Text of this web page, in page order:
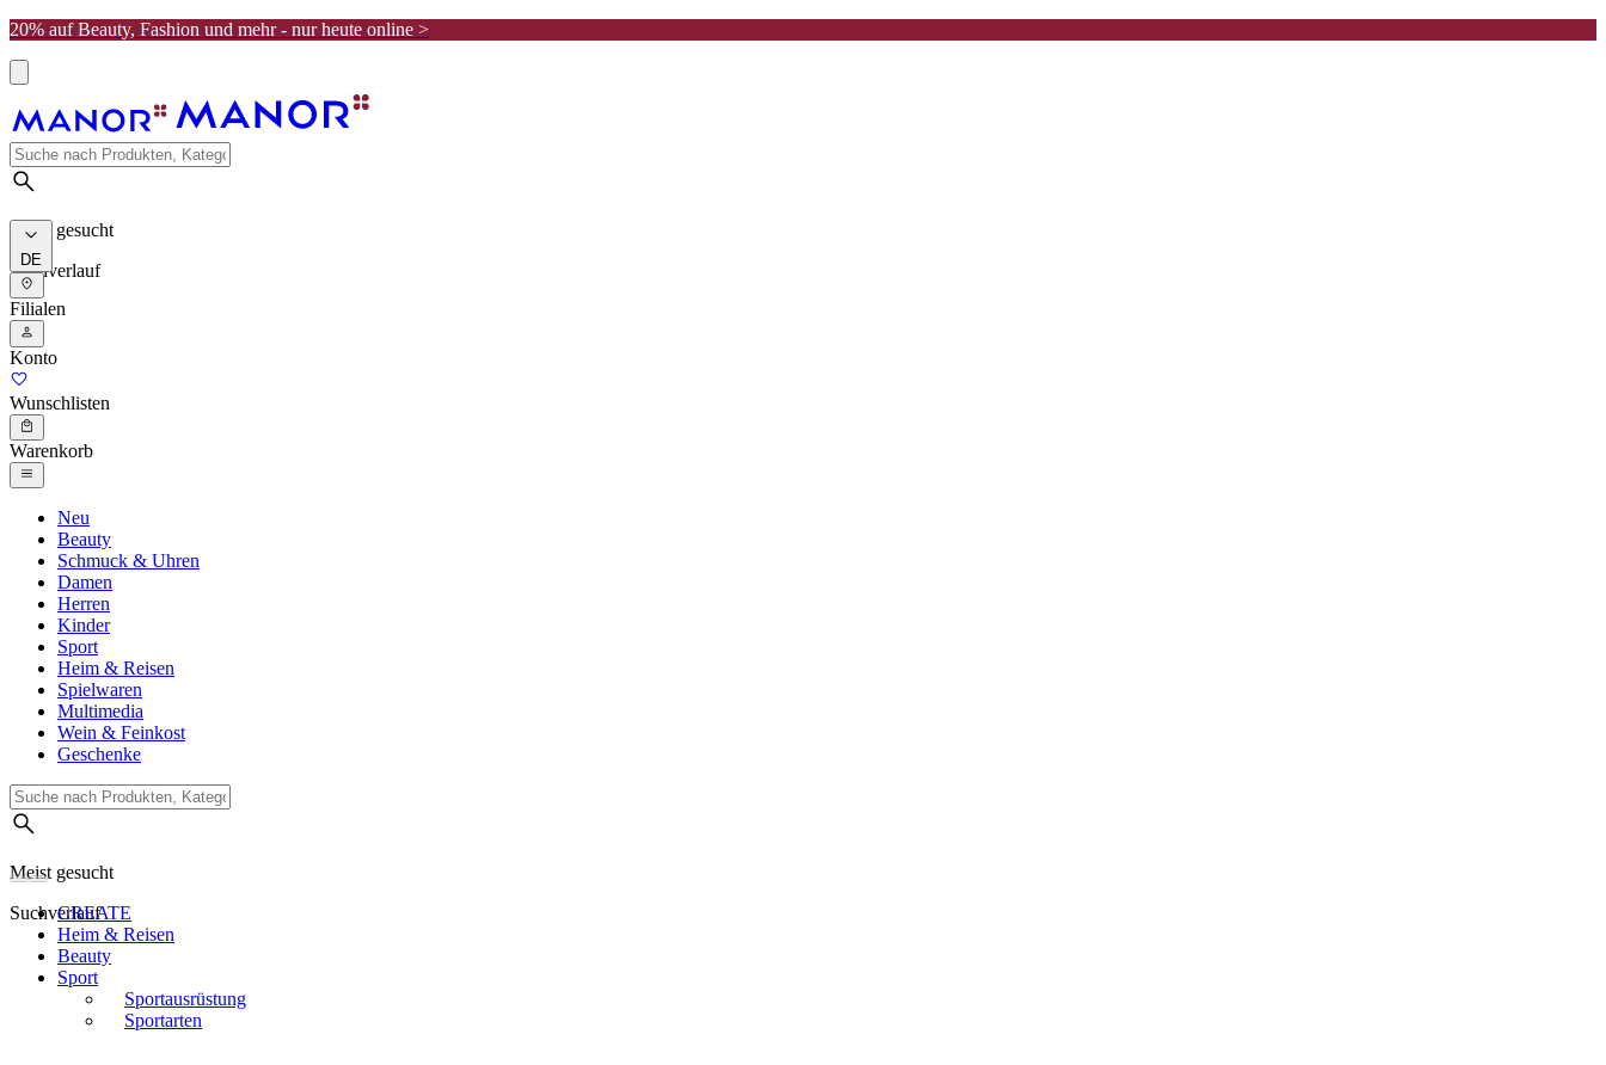
20% auf Beauty, Fashion und mehr - nur heute online >
Meist gesucht
Suchverlauf
DE
Filialen
Konto
Wunschlisten
Warenkorb
Neu
Beauty
Schmuck & Uhren
Damen
Herren
Kinder
Sport
Heim & Reisen
Spielwaren
Multimedia
Wein & Feinkost
Geschenke
Meist gesucht
Suchverlauf
CREATE
Heim & Reisen
Beauty
Sport
Sportausrüstung
Sportarten